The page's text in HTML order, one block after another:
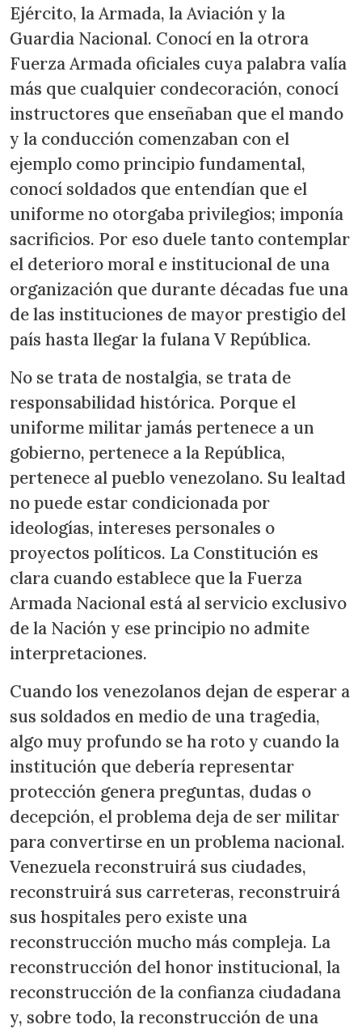
Ejército, la Armada, la Aviación y la
Guardia Nacional. Conocí en la otrora
Fuerza Armada oficiales cuya palabra valía
más que cualquier condecoración, conocí
instructores que enseñaban que el mando
y la conducción comenzaban con el
ejemplo como principio fundamental,
conocí soldados que entendían que el
uniforme no otorgaba privilegios; imponía
sacrificios. Por eso duele tanto contemplar
el deterioro moral e institucional de una
organización que durante décadas fue una
de las instituciones de mayor prestigio del
país hasta llegar la fulana V República.
No se trata de nostalgia, se trata de
responsabilidad histórica. Porque el
uniforme militar jamás pertenece a un
gobierno, pertenece a la República,
pertenece al pueblo venezolano. Su lealtad
no puede estar condicionada por
ideologías, intereses personales o
proyectos políticos. La Constitución es
clara cuando establece que la Fuerza
Armada Nacional está al servicio exclusivo
de la Nación y ese principio no admite
interpretaciones.
Cuando los venezolanos dejan de esperar a
sus soldados en medio de una tragedia,
algo muy profundo se ha roto y cuando la
institución que debería representar
protección genera preguntas, dudas o
decepción, el problema deja de ser militar
para convertirse en un problema nacional.
Venezuela reconstruirá sus ciudades,
reconstruirá sus carreteras, reconstruirá
sus hospitales pero existe una
reconstrucción mucho más compleja. La
reconstrucción del honor institucional, la
reconstrucción de la confianza ciudadana
y, sobre todo, la reconstrucción de una